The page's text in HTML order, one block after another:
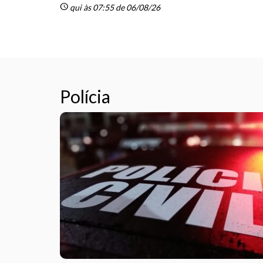
schedule qui às 07:55 de 06/08/26
Polícia